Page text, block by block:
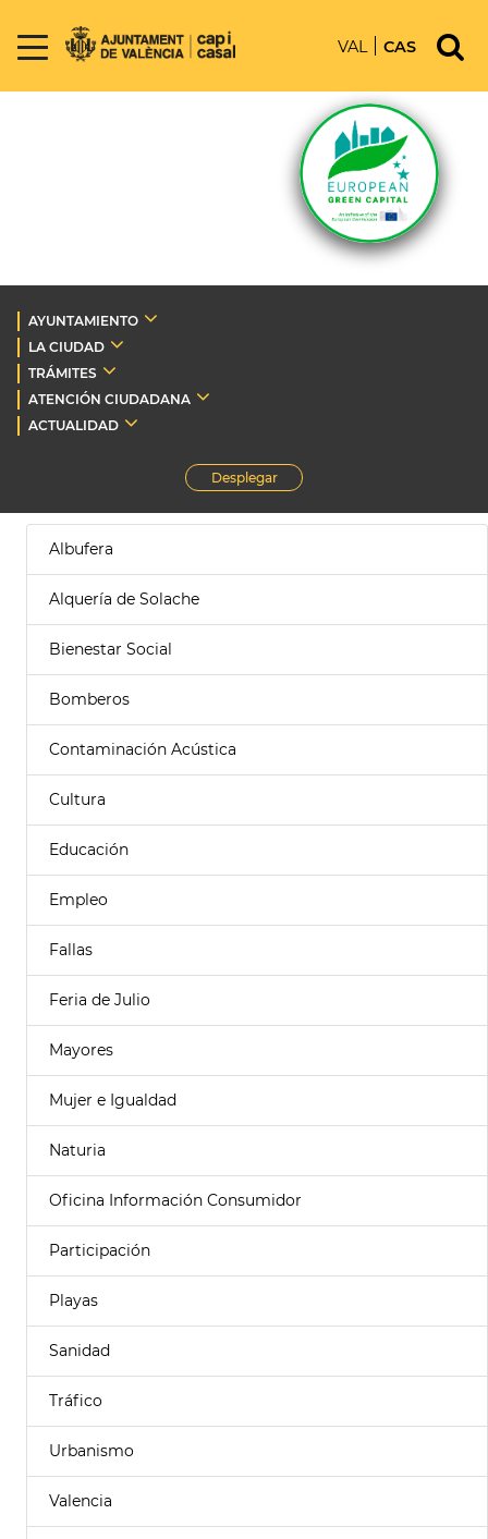
VAL CAS
AYUNTAMIENTO
LA CIUDAD
TRÁMITES
ATENCIÓN CIUDADANA
ACTUALIDAD
Desplegar
Albufera
Alquería de Solache
Bienestar Social
Bomberos
Contaminación Acústica
Cultura
Educación
Empleo
Fallas
Feria de Julio
Mayores
Mujer e Igualdad
Naturia
Oficina Información Consumidor
Participación
Playas
Sanidad
Tráfico
Urbanismo
Valencia